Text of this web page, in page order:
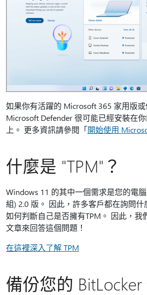
如果你有活躍的 Microsoft 365 家用版或
Microsoft Defender 很可能已經安裝在
上。 更多資訊請參閱「開始使用
什麼是 "TPM"？
Windows 11 的其中一個需求是您的電
組) 2.0 版。 因此，許多客戶都在詢問什
如何判斷自己是否擁有TPM。 因此，我
文章來回答這個問題！
在這裡深入了解 TPM
備份您的